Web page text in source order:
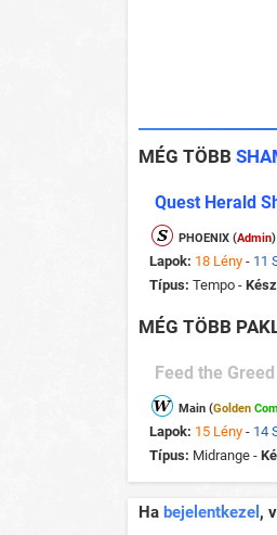
MÉG TÖBB
Quest Herald
PHOENIX (Admin)
Lapok: 18 Lény - 11
Típus: Tempo -
MÉG TÖBB
Feed the Greed
Main (Golden
Lapok: 15 Lény - 14
Típus: Midrange -
Ha bejelentkezel ,